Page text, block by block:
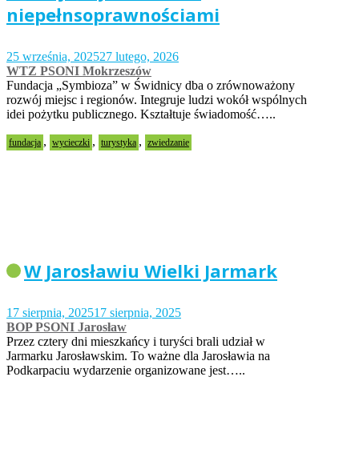
niepełnsoprawnościami
25 września, 202527 lutego, 2026
WTZ PSONI Mokrzeszów
Fundacja „Symbioza” w Świdnicy dba o zrównoważony
rozwój miejsc i regionów. Integruje ludzi wokół wspólnych
idei pożytku publicznego. Kształtuje świadomość…..
fundacja , wycieczki , turystyka , zwiedzanie
W Jarosławiu Wielki Jarmark
17 sierpnia, 202517 sierpnia, 2025
BOP PSONI Jarosław
Przez cztery dni mieszkańcy i turyści brali udział w
Jarmarku Jarosławskim. To ważne dla Jarosławia na
Podkarpaciu wydarzenie organizowane jest…..